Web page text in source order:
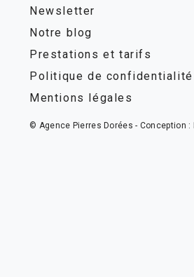
Newsletter
Notre blog
Prestations et tarifs
Politique de confidentialité
Mentions légales
© Agence Pierres Dorées - Conception :